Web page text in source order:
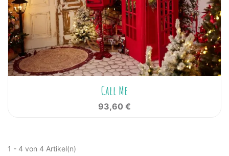
Call Me
93,60 €
1 - 4 von 4 Artikel(n)